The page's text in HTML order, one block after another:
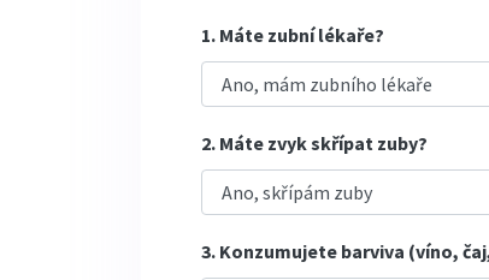
1. Máte zubní lékaře?
2. Máte zvyk skřípat zuby?
3. Konzumujete barviva (víno,